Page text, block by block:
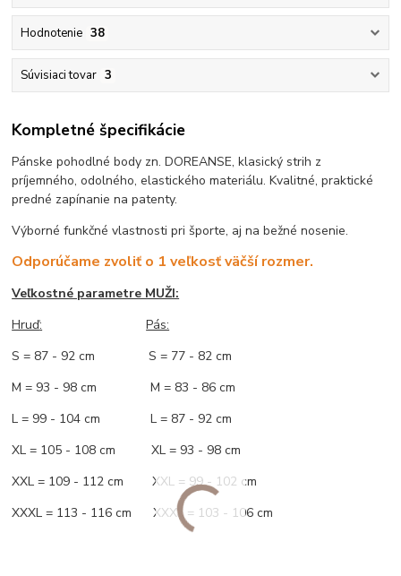
Hodnotenie 38
Súvisiaci tovar 3
Kompletné špecifikácie
Pánske pohodlné body zn. DOREANSE, klasický strih z
príjemného, odolného, elastického materiálu. Kvalitné, praktické
predné zapínanie na patenty.
Výborné funkčné vlastnosti pri športe, aj na bežné nosenie.
Odporúčame zvoliť o 1 veľkosť väčší rozmer.
Veľkostné parametre MUŽI:
Hruď:
Pás:
S = 87 - 92 cm S = 77 - 82 cm
M = 93 - 98 cm M = 83 - 86 cm
L = 99 - 104 cm L = 87 - 92 cm
XL = 105 - 108 cm XL = 93 - 98 cm
XXL = 109 - 112 cm XXL = 99 - 102 cm
XXXL = 113 - 116 cm XXXL = 103 - 106 cm